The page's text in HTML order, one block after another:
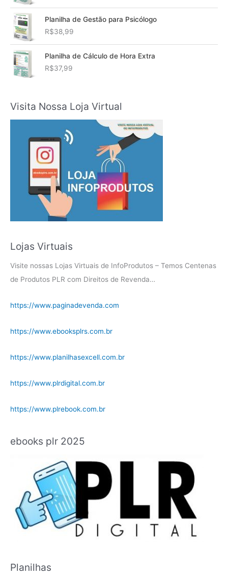
Planilha de Gestão para Psicólogo
R$38,99
Planilha de Cálculo de Hora Extra
R$37,99
Visita Nossa Loja Virtual
Lojas Virtuais
Visite nossas Lojas Virtuais de InfoProdutos – Temos Centenas
de Produtos PLR com Direitos de Revenda…
https://www.paginadevenda.com
https://www.ebooksplrs.com.br
https://www.planilhasexcell.com.br
https://www.plrdigital.com.br
https://www.plrebook.com.br
ebooks plr 2025
Planilhas